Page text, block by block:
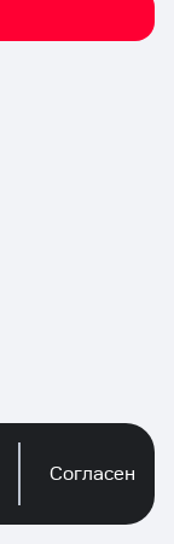
Согласен